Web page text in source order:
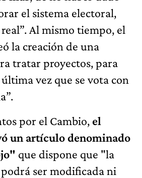
el sistema electoral,
Al mismo tiempo, el
la creación de una
tratar proyectos, para
última vez que se vota con
por el Cambio, el
un artículo denominado
que dispone que "la
ser modificada ni